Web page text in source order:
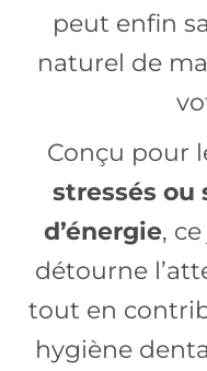
peut enfin
naturel de
Conçu pour
stressés
d’énergie,
détourne
tout en
hygiène